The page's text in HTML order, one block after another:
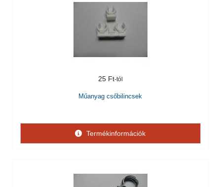
25 Ft
Műanyag csőbilincsek
Termékinformációk